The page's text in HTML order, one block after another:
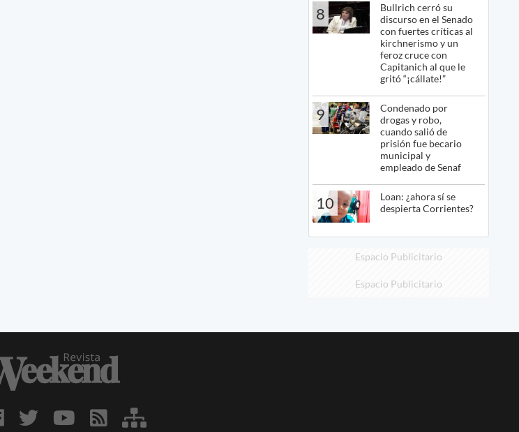
8
Bullrich cerró su
discurso en el Senado
con fuertes críticas al
kirchnerismo y un
feroz cruce con
Capitanich al que le
gritó “¡cállate!”
9
Condenado por
drogas y robo,
cuando salió de
prisión fue becario
municipal y
empleado de Senaf
10
Loan: ¿ahora sí se
despierta Corrientes?
Espacio Publicitario
Espacio Publicitario